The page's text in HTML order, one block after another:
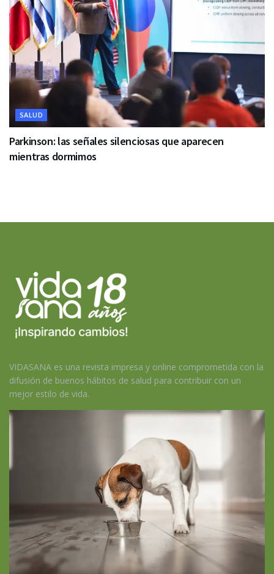
SALUD
Parkinson: las señales silenciosas que aparecen
mientras dormimos
VIDASANA es una revista impresa y online comprometida con la
difusión de buenos hábitos de salud para contribuir con un
mejor estilo de vida.